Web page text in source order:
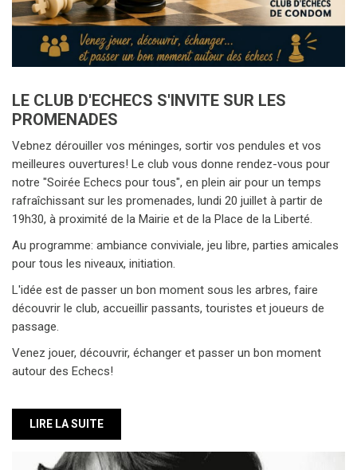
LE CLUB D'ECHECS S'INVITE SUR LES
PROMENADES
Vebnez dérouiller vos méninges, sortir vos pendules et vos
meilleures ouvertures! Le club vous donne rendez-vous pour
notre "Soirée Echecs pour tous", en plein air pour un temps
rafraîchissant sur les promenades, lundi 20 juillet à partir de
19h30, à proximité de la Mairie et de la Place de la Liberté.
Au programme: ambiance conviviale, jeu libre, parties amicales
pour tous les niveaux, initiation.
L'idée est de passer un bon moment sous les arbres, faire
découvrir le club, accueillir passants, touristes et joueurs de
passage.
Venez jouer, découvrir, échanger et passer un bon moment
autour des Echecs!
LIRE LA SUITE